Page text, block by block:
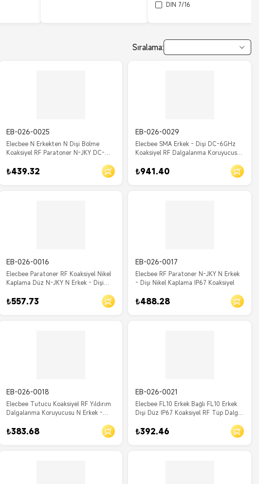
DIN 7/16
Sıralama:
EB-026-0025
Elecbee N Erkekten N Dişi Bölme
Koaksiyel RF Paratoner N-JKY DC-
₺439.32
EB-026-0029
Elecbee SMA Erkek - Dişi DC-6GHz
Koaksiyel RF Dalgalanma Koruyucusu
₺941.40
EB-026-0016
Elecbee Paratoner RF Koaksiyel Nikel
Kaplama Düz N-JKY N Erkek - Dişi
₺557.73
EB-026-0017
Elecbee RF Paratoner N-JKY N Erkek
- Dişi Nikel Kaplama IP67 Koaksiyel
₺488.28
EB-026-0018
Elecbee Tutucu Koaksiyel RF Yıldırım
Dalgalanma Koruyucusu N Erkek -
Kaplama
₺383.68
EB-026-0021
Elecbee FL10 Erkek Bağlı FL10 Erkek
Dişi Düz IP67 Koaksiyel RF Tüp Dalga
₺392.46